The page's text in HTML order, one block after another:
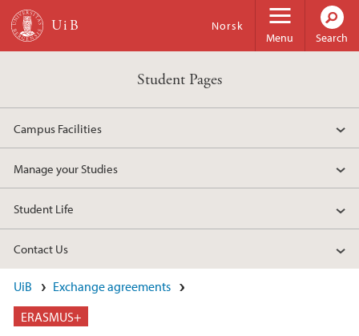
Skip to main content
Menu
Norsk
Search
Student Pages
Campus Facilities
Manage your Studies
Student Life
Contact Us
UiB
Exchange agreements
ERASMUS+